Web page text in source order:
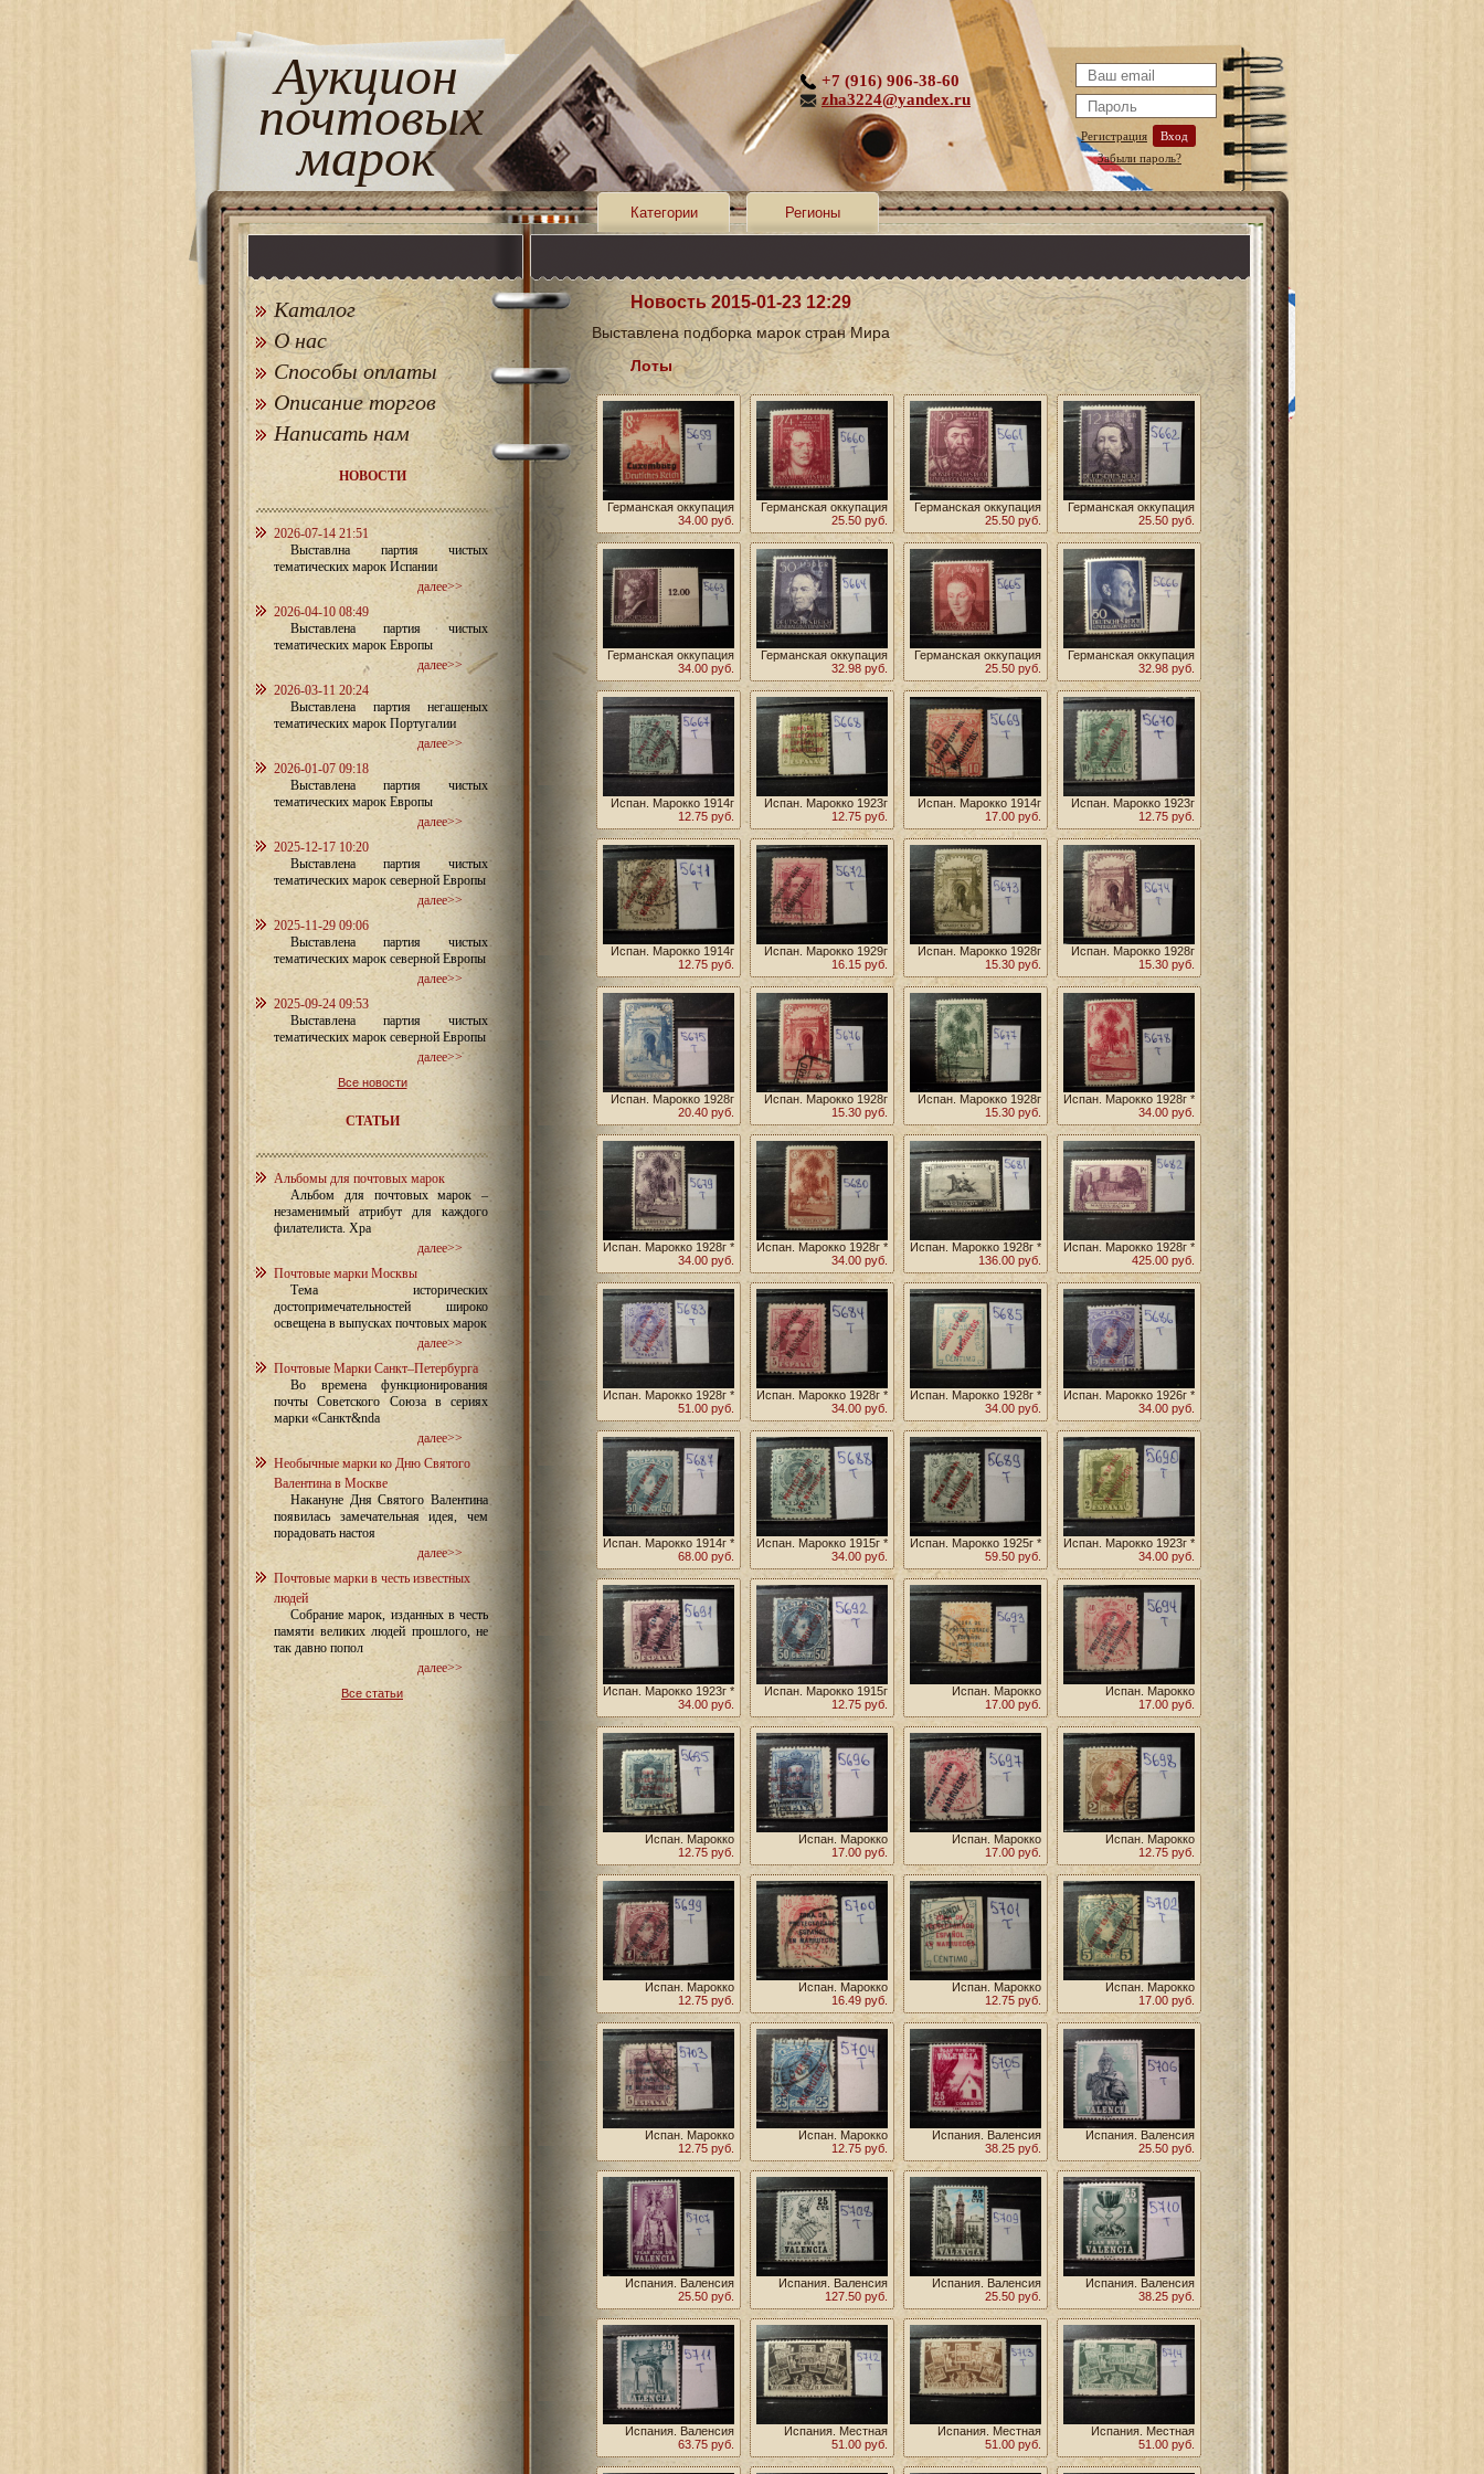
Аукцион
почтовых
марок Регистрация
Вход
Забыли пароль?
+7 (916) 906-38-60
zha3224@yandex.ru
Категории Регионы
Каталог
О нас
Способы оплаты
Описание торгов
Написать нам
НОВОСТИ
2026-07-14 21:51
Выставлна партия чистых
тематических марок Испании
далее>>
2026-04-10 08:49
Выставлена партия чистых
тематических марок Европы
далее>>
2026-03-11 20:24
Выставлена партия негашеных
тематических марок Португалии
далее>>
2026-01-07 09:18
Выставлена партия чистых
тематических марок Европы
далее>>
2025-12-17 10:20
Выставлена партия чистых
тематических марок северной Европы
далее>>
2025-11-29 09:06
Выставлена партия чистых
тематических марок северной Европы
далее>>
2025-09-24 09:53
Выставлена партия чистых
тематических марок северной Европы
далее>>
Все новости
СТАТЬИ
Альбомы для почтовых марок
Альбом для почтовых марок –
незаменимый атрибут для каждого
филателиста. Хра
далее>>
Почтовые марки Москвы
Тема исторических
достопримечательностей широко
освещена в выпусках почтовых марок
далее>>
Почтовые Марки Санкт–Петербурга
Во времена функционирования
почты Советского Союза в сериях
марки «Санкт&nda
далее>>
Необычные марки ко Дню Святого
Валентина в Москве
Накануне Дня Святого Валентина
появилась замечательная идея, чем
порадовать настоя
далее>>
Почтовые марки в честь известных
людей
Собрание марок, изданных в честь
памяти великих людей прошлого, не
так давно попол
далее>>
Все статьи
Новость 2015-01-23 12:29
Выставлена подборка марок стран Мира
Лоты
Германская оккупация
Люксембурга 1941г **
34.00 руб.
Германская оккупация
Польши 1944г **
25.50 руб.
Германская оккупация
Польши 1944г **
25.50 руб.
Германская оккупация
Польши 1942г **
25.50 руб.
Германская оккупация
Польши 1942г **
34.00 руб.
Германская оккупация
Польши 1942г **
32.98 руб.
Германская оккупация
Польши 1942г **
25.50 руб.
Германская оккупация
Польши 1942г **
32.98 руб.
Испан. Марокко 1914г
12.75 руб.
Испан. Марокко 1923г
12.75 руб.
Испан. Марокко 1914г
17.00 руб.
Испан. Марокко 1923г
12.75 руб.
Испан. Марокко 1914г
12.75 руб.
Испан. Марокко 1929г
16.15 руб.
Испан. Марокко 1928г
15.30 руб.
Испан. Марокко 1928г
15.30 руб.
Испан. Марокко 1928г
20.40 руб.
Испан. Марокко 1928г
15.30 руб.
Испан. Марокко 1928г
15.30 руб.
Испан. Марокко 1928г *
34.00 руб.
Испан. Марокко 1928г *
34.00 руб.
Испан. Марокко 1928г *
34.00 руб.
Испан. Марокко 1928г *
136.00 руб.
Испан. Марокко 1928г *
425.00 руб.
Испан. Марокко 1928г *
51.00 руб.
Испан. Марокко 1928г *
34.00 руб.
Испан. Марокко 1928г *
34.00 руб.
Испан. Марокко 1926г *
34.00 руб.
Испан. Марокко 1914г *
68.00 руб.
Испан. Марокко 1915г *
34.00 руб.
Испан. Марокко 1925г *
59.50 руб.
Испан. Марокко 1923г *
34.00 руб.
Испан. Марокко 1923г *
34.00 руб.
Испан. Марокко 1915г
12.75 руб.
Испан. Марокко
17.00 руб.
Испан. Марокко
17.00 руб.
Испан. Марокко
12.75 руб.
Испан. Марокко
17.00 руб.
Испан. Марокко
17.00 руб.
Испан. Марокко
12.75 руб.
Испан. Марокко
12.75 руб.
Испан. Марокко
16.49 руб.
Испан. Марокко
12.75 руб.
Испан. Марокко
17.00 руб.
Испан. Марокко
12.75 руб.
Испан. Марокко
12.75 руб.
Испания. Валенсия
1964г **
38.25 руб.
Испания. Валенсия
1975г **
25.50 руб.
Испания. Валенсия
1972г **
25.50 руб.
Испания. Валенсия
1963г **
127.50 руб.
Испания. Валенсия
1978г **
25.50 руб.
Испания. Валенсия
1968г **
38.25 руб.
Испания. Валенсия
1971г **
63.75 руб.
Испания. Местная
почта **
51.00 руб.
Испания. Местная
почта **
51.00 руб.
Испания. Местная
почта **
51.00 руб.